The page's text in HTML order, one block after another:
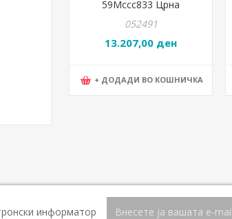
59Мссс833 Црна
052491
13.207,00 ден
+ ДОДАДИ ВО КОШНИЧКА
информатор